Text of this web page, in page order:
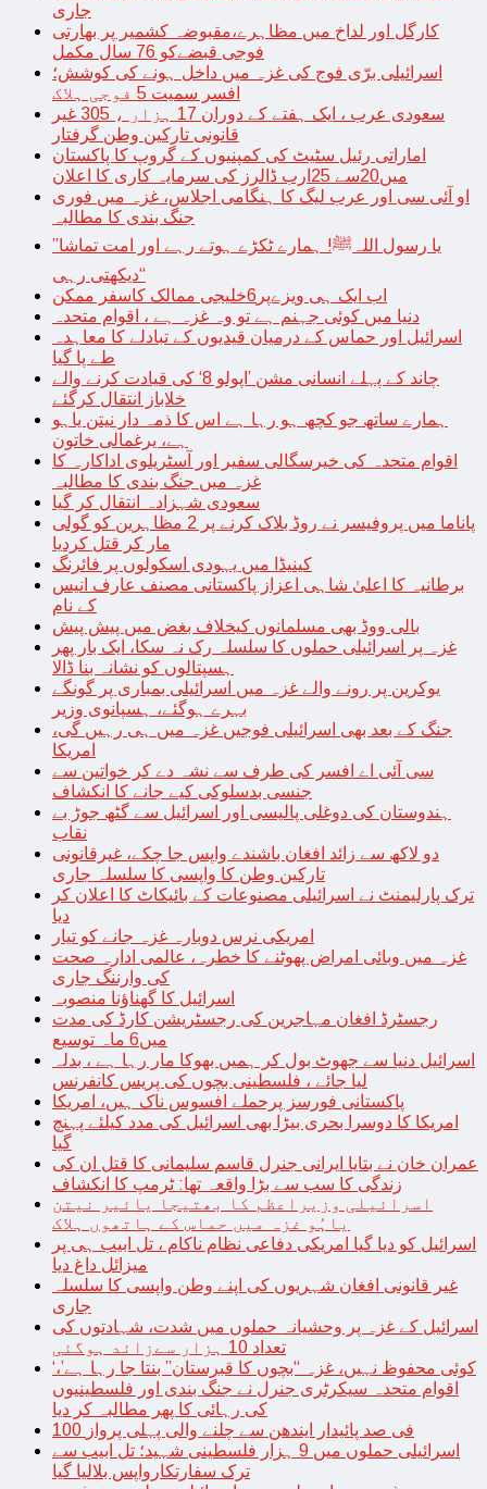
جاری
کارگل اور لداخ میں مظاہرے،مقبوضہ کشمیر پر بھارتی
فوجی قبضےکو 76 سال مکمل
اسرائیلی برّی فوج کی غزہ میں داخل ہونے کی کوشش؛
افسر سمیت 5 فوجی ہلاک
سعودی عرب ، ایک ہفتے کے دوران 17 ہزار ، 305 غیر
قانونی تارکین وطن گرفتار
اماراتی رئیل سٹیٹ کی کمپنیوں کے گروپ کا پاکستان
میں20سے 25ارب ڈالرز کی سرمایہ کاری کا اعلان
او آئی سی اور عرب لیگ کا ہنگامی اجلاس، غزہ میں فوری
جنگ بندی کا مطالبہ
’’یا رسول اللہﷺ! ہمارے ٹکڑے ہوتے رہے اور امت تماشا
دیکھتی رہی‘‘
اب ایک ہی ویزےپر6خلیجی ممالک کاسفر ممکن
دنیا میں کوئی جہنم ہے تو وہ غزہ ہے ، اقوام متحدہ
اسرائیل اور حماس کے درمیان قیدیوں کے تبادلے کا معاہدہ
طے پا گیا
چاند کے پہلے انسانی مشن ’اپولو 8‘ کی قیادت کرنے والے
خلاباز انتقال کرگئے
ہمارے ساتھ جو کچھ ہو رہا ہے اس کا ذمہ دار نیتن یاہو
ہے، یرغمالی خاتون
اقوام متحدہ کی خیرسگالی سفیر اور آسٹریلوی اداکارہ کا
غزہ میں جنگ بندی کا مطالبہ
سعودی شہزادہ انتقال کر گیا
پاناما میں پروفیسر نے روڈ بلاک کرنے پر 2 مظاہرین کو گولی
مار کر قتل کردیا
کینیڈا میں یہودی اسکولوں پر فائرنگ
برطانیہ کا اعلیٰ شاہی اعزاز پاکستانی مصنف عارف انیس
کے نام
بالی ووڈ بھی مسلمانوں کیخلاف بغض میں پیش پیش
غزہ پر اسرائیلی حملوں کا سلسلہ رک نہ سکا، ایک بار پھر
ہسپتالوں کو نشانہ بنا ڈالا
یوکرین پر رونے والے غزہ میں اسرائیلی بمباری پر گونگے
بہرے ہوگئے، ہسپانوی وزیر
جنگ کے بعد بھی اسرائیلی فوجیں غزہ میں ہی رہیں گی،
امریکا
سی آئی اے افسر کی طرف سے نشہ دے کر خواتین سے
جنسی بدسلوکی کیے جانے کا انکشاف
ہندوستان کی دوغلی پالیسی اور اسرائیل سے گٹھ جوڑ بے
نقاب
دو لاکھ سے زائد افغان باشندے واپس جا چکے، غیرقانونی
تارکین وطن کا واپسی کا سلسلہ جاری
ترک پارلیمنٹ نے اسرائیلی مصنوعات کے بائیکاٹ کا اعلان کر
دیا
امریکی نرس دوبارہ غزہ جانے کو تیار
غزہ میں وبائی امراض پھوٹنے کا خطرہ، عالمی ادارہ صحت
کی وارننگ جاری
اسرائیل کا گھناؤنا منصوبہ
رجسٹرڈ افغان مہاجرین کی رجسٹریشن کارڈ کی مدت
میں6 ماہ توسیع
اسرائیل دنیا سے جھوٹ بول کر ہمیں بھوکا مار رہا ہے ، بدلہ
لیا جائے ، فلسطینی بچوں کی پریس کانفرنس
پاکستانی فورسز پرحملے افسوس ناک ہیں، امریکا
امریکا کا دوسرا بحری بیڑا بھی اسرائیل کی مدد کیلئے پہنچ
گیا
عمران خان نے بتایا ایرانی جنرل قاسم سلیمانی کا قتل ان کی
زندگی کا سب سے بڑا واقعہ تھا: ٹرمپ کا انکشاف
اسرائیلی وزیراعظم کا بھتیجا یائیر نیتن
یاہُو غزہ میں حماس کے ہاتھوں ہلاک
اسرائیل کو دیا گیا امریکی دفاعی نظام ناکام ، تل ابیب ہی پر
میزائل داغ دیا
غیر قانونی افغان شہریوں کی اپنے وطن واپسی کا سلسلہ
جاری
اسرائیل کے غزہ پر وحشیانہ حملوں میں شدت، شہادتوں کی
تعداد 10 ہزار سےزائد ہوگئی
‘کوئی محفوظ نہیں، غزہ “بچوں کا قبرستان” بنتا جا رہا ہے’،
اقوام متحدہ سیکرٹری جنرل نے جنگ بندی اور فلسطینیوں
کی رہائی کا پھر مطالبہ کر دیا
100 فی صد پائیدار ایندھن سے چلنے والی پہلی پرواز
اسرائیلی حملوں میں 9 ہزار فلسطینی شہید؛ تل ابیب سے
ترک سفارتکارواپس بلالیا گیا